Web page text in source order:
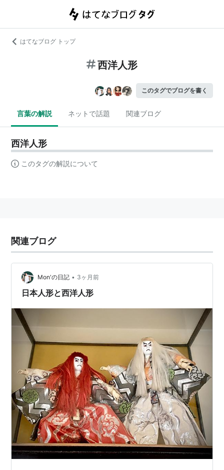
はてなブログ トップ
西洋人形
このタグでブログを書く
言葉の解説 ネットで話題 関連ブログ
西洋人形
このタグの解説について
関連ブログ
Mon'の日記 • 3ヶ月前
日本人形と西洋人形